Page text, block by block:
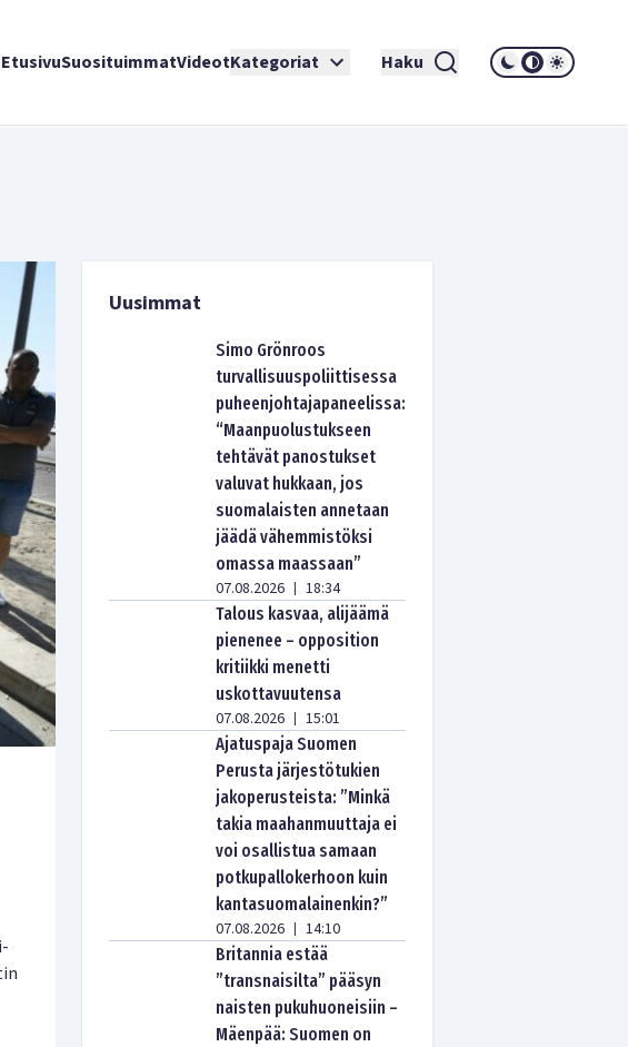
EtusivuSuosituimmatVideotKategoriat Haku
Uusimmat
Simo Grönroos
turvallisuuspoliittisessa
puheenjohtajapaneelissa:
“Maanpuolustukseen
tehtävät panostukset
valuvat hukkaan, jos
suomalaisten annetaan
jäädä vähemmistöksi
omassa maassaan”
07.08.2026 | 18:34
Talous kasvaa, alijäämä
pienenee – opposition
kritiikki menetti
uskottavuutensa
07.08.2026 | 15:01
Ajatuspaja Suomen
Perusta järjestötukien
jakoperusteista: ”Minkä
takia maahanmuuttaja ei
voi osallistua samaan
potkupallokerhoon kuin
kantasuomalainenkin?”
07.08.2026 | 14:10
Britannia estää
”transnaisilta” pääsyn
naisten pukuhuoneisiin –
Mäenpää: Suomen on